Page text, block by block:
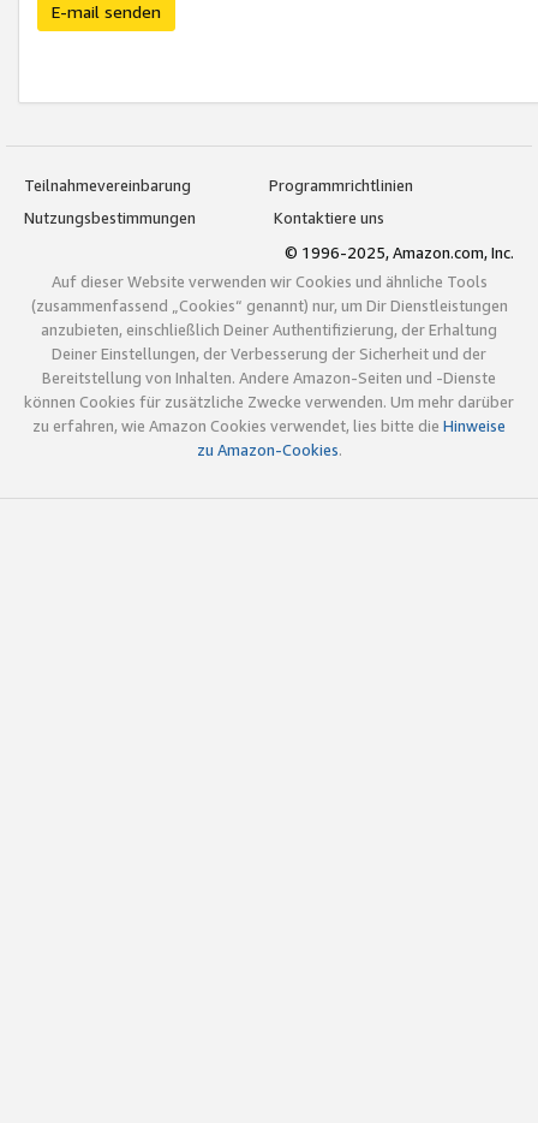
E-mail senden
Teilnahmevereinbarung
Programmrichtlinien
Nutzungsbestimmungen
Kontaktiere uns
© 1996-2025, Amazon.com, Inc.
Auf dieser Website verwenden wir Cookies und ähnliche Tools
(zusammenfassend „Cookies“ genannt) nur, um Dir Dienstleistungen
anzubieten, einschließlich Deiner Authentifizierung, der Erhaltung
Deiner Einstellungen, der Verbesserung der Sicherheit und der
Bereitstellung von Inhalten. Andere Amazon-Seiten und -Dienste
können Cookies für zusätzliche Zwecke verwenden. Um mehr darüber
zu erfahren, wie Amazon Cookies verwendet, lies bitte die Hinweise
zu Amazon-Cookies.